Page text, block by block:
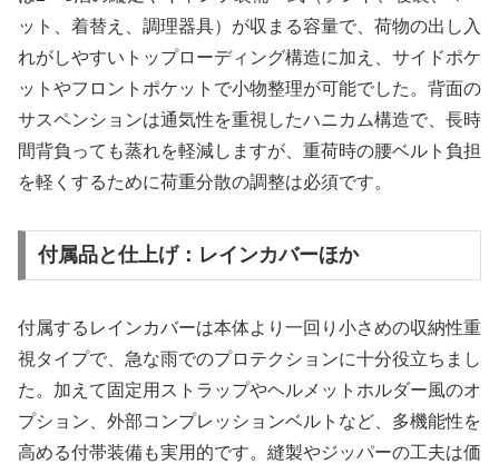
ット、着替え、調理器具）が収まる容量で、荷物の出し入
れがしやすいトップローディング構造に加え、サイドポケ
ットやフロントポケットで小物整理が可能でした。背面の
サスペンションは通気性を重視したハニカム構造で、長時
間背負っても蒸れを軽減しますが、重荷時の腰ベルト負担
を軽くするために荷重分散の調整は必須です。
付属品と仕上げ：レインカバーほか
付属するレインカバーは本体より一回り小さめの収納性重
視タイプで、急な雨でのプロテクションに十分役立ちまし
た。加えて固定用ストラップやヘルメットホルダー風のオ
プション、外部コンプレッションベルトなど、多機能性を
高める付帯装備も実用的です。縫製やジッパーの工夫は価